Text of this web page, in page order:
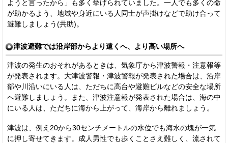
ようと言ったから」も多く挙げられていました。一人でも多くの命
が助かるよう、地域や身近にいる人同士が声掛けなどで助け合って
避難しましょう(共助)。
津波避難では沿岸部からより遠くへ、より高い場所へ
津波の発生のおそれがあるときは、気象庁から津波警報・注意報等
が発表されます。大津波警報・津波警報が発表された場合は、沿岸
部や川沿いにいる人は、ただちに高台や避難ビルなどの安全な場所
へ避難しましょう。また、津波注意報が発表された場合は、海の中
にいる人は、ただちに海から上がって、海岸から離れましょう。
津波は、例え20から30センチメートルの水位でも海水の塊が一気
に押し寄せてきます。成人男性でも歩くことさえ難しく、流されて